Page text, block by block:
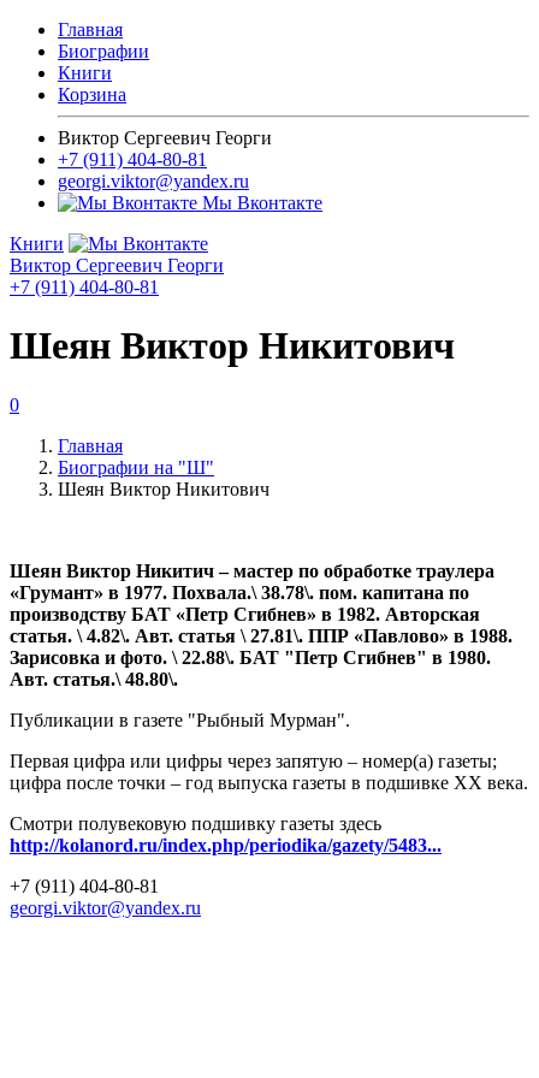
Главная
Биографии
Книги
Корзина
Виктор Сергеевич Георги
+7 (911) 404-80-81
georgi.viktor@yandex.ru
Мы Вконтакте
Книги
Виктор Сергеевич Георги
+7 (911) 404-80-81
Шеян Виктор Никитович
0
Главная
Биографии на "Ш"
Шеян Виктор Никитович
Шеян Виктор Никитич – мастер по обработке траулера
«Грумант» в 1977. Похвала.\ 38.78\. пом. капитана по
производству БАТ «Петр Сгибнев» в 1982. Авторская
статья. \ 4.82\. Авт. статья \ 27.81\. ППР «Павлово» в 1988.
Зарисовка и фото. \ 22.88\. БАТ "Петр Сгибнев" в 1980.
Авт. статья.\ 48.80\.
Публикации в газете "Рыбный Мурман".
Первая цифра или цифры через запятую – номер(а) газеты;
цифра после точки – год выпуска газеты в подшивке ХХ века.
Смотри полувековую подшивку газеты здесь
http://kolanord.ru/index.php/periodika/gazety/5483...
+7 (911) 404-80-81
georgi.viktor@yandex.ru